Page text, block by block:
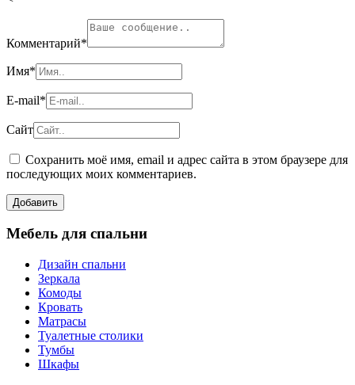
Комментарий*
Имя*
E-mail*
Сайт
Сохранить моё имя, email и адрес сайта в этом браузере для
последующих моих комментариев.
Мебель для спальни
Дизайн спальни
Зеркала
Комоды
Кровать
Матрасы
Туалетные столики
Тумбы
Шкафы